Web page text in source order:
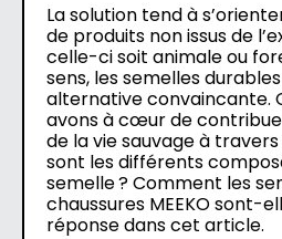
La solution tend à
de produits non issus de
celle-ci soit animale ou
sens, les semelles
alternative convaincante.
avons à cœur de
de la vie sauvage à travers
sont les différents
semelle ? Comment les
chaussures MEEKO sont-
réponse dans cet article.